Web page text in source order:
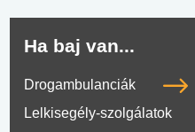
Ha baj van...
Drogambulanciák
Lelkisegély-szolgálatok